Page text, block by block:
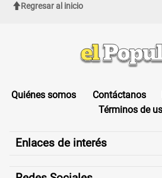
Regresar al inicio
Quiénes somos Contáctanos
Términos de
Enlaces de interés